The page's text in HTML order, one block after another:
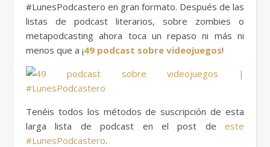
#LunesPodcastero en gran formato. Después de las
listas de podcast literarios, sobre zombies o
metapodcasting ahora toca un repaso ni más ni
menos que a ¡49 podcast sobre videojuegos!
Tenéis todos los métodos de suscripción de esta
larga lista de podcast en el post de este
#LunesPodcastero.